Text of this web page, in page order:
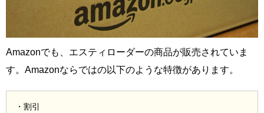
Amazonでも、エスティローダーの商品が販売されていま
す。Amazonならではの以下のような特徴があります。
・割引